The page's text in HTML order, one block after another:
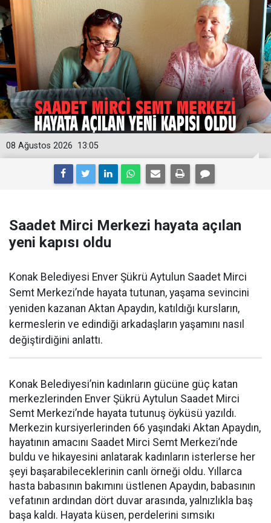
13:05
08 Ağustos 2026
Saadet Mirci Merkezi hayata açılan
yeni kapısı oldu
Konak Belediyesi Enver Şükrü Aytulun Saadet Mirci
Semt Merkezi’nde hayata tutunan, yaşama sevincini
yeniden kazanan Aktan Apaydın, katıldığı kursların,
kermeslerin ve edindiği arkadaşların yaşamını nasıl
değiştirdiğini anlattı.
Konak Belediyesi’nin kadınların gücüne güç katan
merkezlerinden Enver Şükrü Aytulun Saadet Mirci
Semt Merkezi’nde hayata tutunuş öyküsü yazıldı.
Merkezin kursiyerlerinden 66 yaşındaki Aktan Apaydın,
hayatının amacını Saadet Mirci Semt Merkezi’nde
buldu ve hikayesini anlatarak kadınların isterlerse her
şeyi başarabileceklerinin canlı örneği oldu. Yıllarca
hasta babasının bakımını üstlenen Apaydın, babasının
vefatının ardından dört duvar arasında, yalnızlıkla baş
başa kaldı. Hayata küsen, perdelerini sımsıkı